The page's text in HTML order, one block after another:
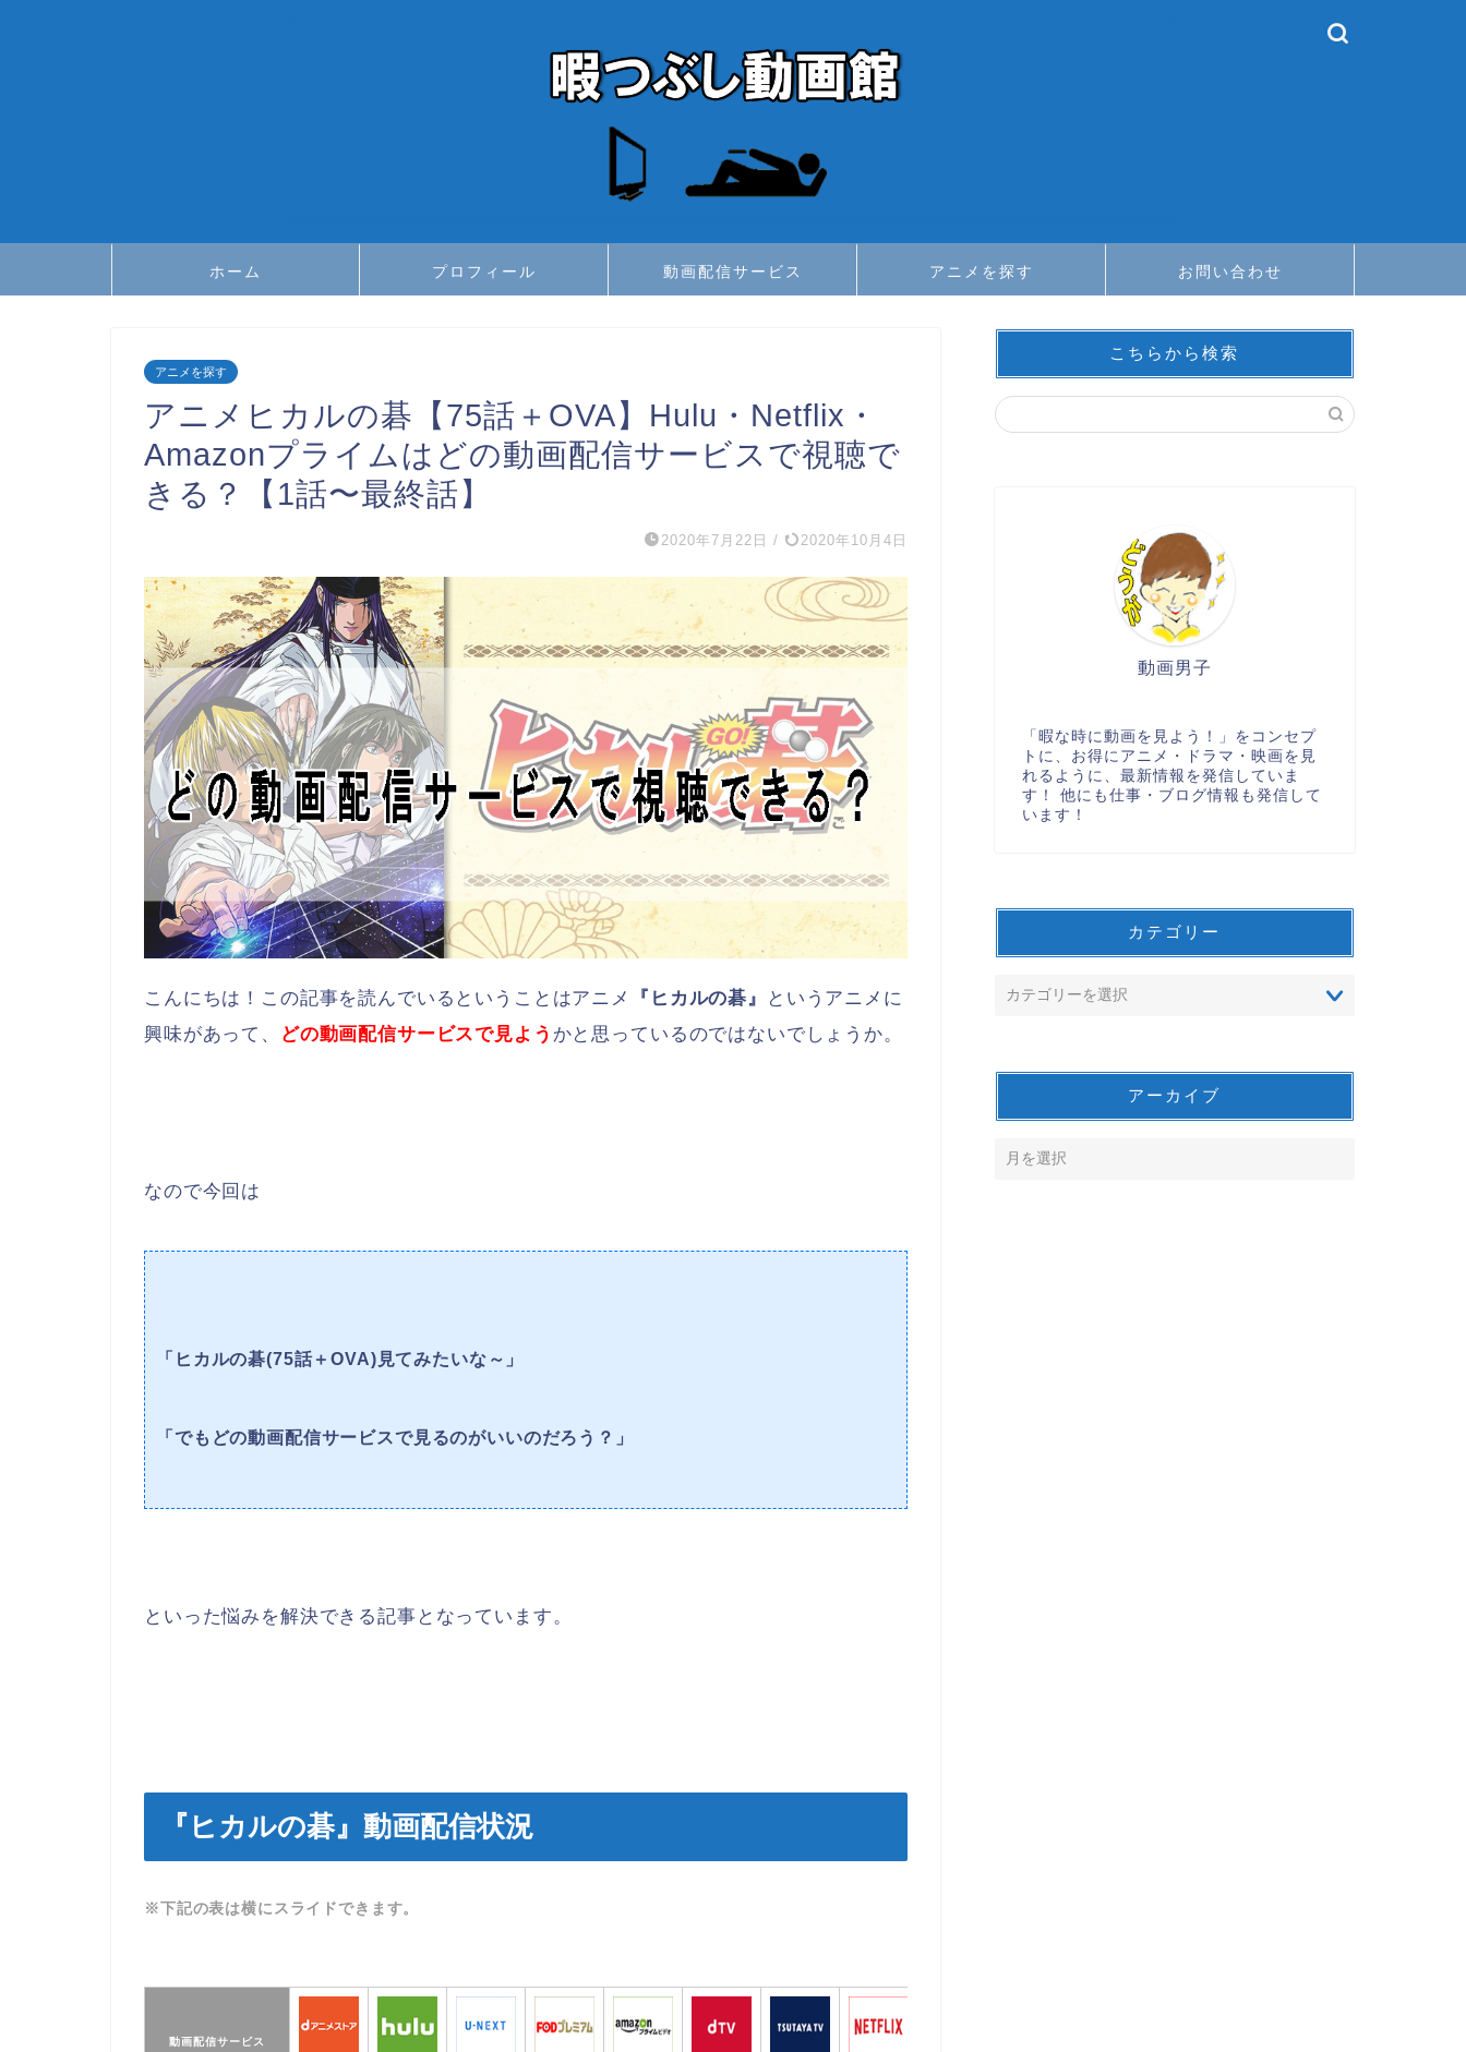
ホーム プロフィール 動画配信サービス アニメを探す お問い合わせ
アニメを探す
アニメヒカルの碁【75話＋OVA】Hulu・Netflix・
Amazonプライムはどの動画配信サービスで視聴で
きる？【1話〜最終話】
2020年7月22日 / 2020年10月4日
こんにちは！この記事を読んでいるということはアニメ 『ヒカルの碁』
というアニメに
興味があって、
どの動画配信サービスで見よう かと思っているのではないでしょうか。
なので今回は
「ヒカルの碁(75話＋OVA)見てみたいな～」
「でもどの動画配信サービスで見るのがいいのだろう？」
といった悩みを解決できる記事となっています。
『ヒカルの碁』動画配信状況
※下記の表は横にスライドできます。
動画配信サービス
こちらから検索
動画男子
「暇な時に動画を見よう！」をコンセプ
トに、お得にアニメ・ドラマ・映画を見
れるように、最新情報を発信していま
す！ 他にも仕事・ブログ情報も発信して
います！
カテゴリー
アーカイブ